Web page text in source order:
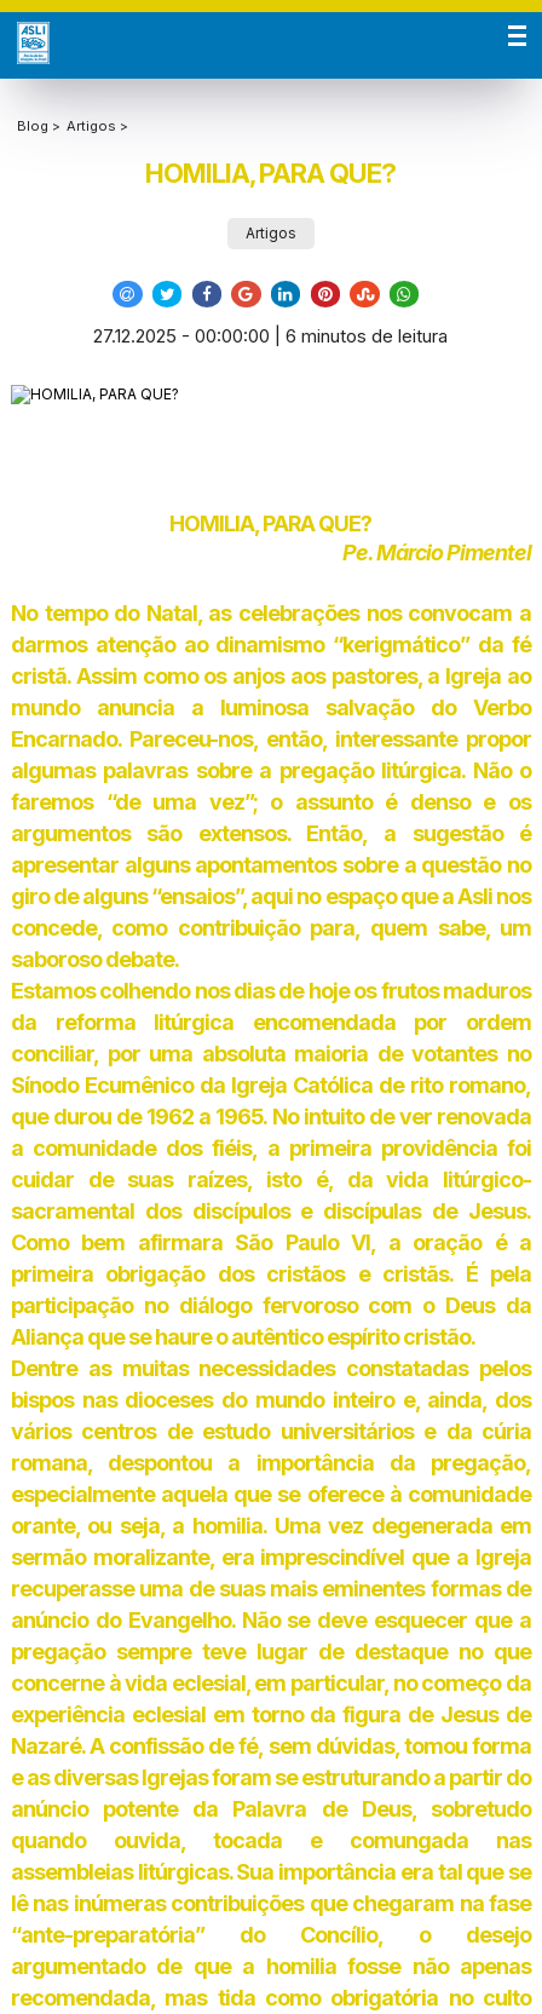
Blog > Artigos >
HOMILIA, PARA QUE?
Artigos
27.12.2025 - 00:00:00 | 6 minutos de leitura
HOMILIA, PARA QUE?
Pe. Márcio Pimentel
No tempo do Natal, as celebrações nos convocam a
darmos atenção ao dinamismo “kerigmático” da fé
cristã. Assim como os anjos aos pastores, a Igreja ao
mundo anuncia a luminosa salvação do Verbo
Encarnado. Pareceu-nos, então, interessante propor
algumas palavras sobre a pregação litúrgica. Não o
faremos “de uma vez”; o assunto é denso e os
argumentos são extensos. Então, a sugestão é
apresentar alguns apontamentos sobre a questão no
giro de alguns “ensaios”, aqui no espaço que a Asli nos
concede, como contribuição para, quem sabe, um
saboroso debate.
Estamos colhendo nos dias de hoje os frutos maduros
da reforma litúrgica encomendada por ordem
conciliar, por uma absoluta maioria de votantes no
Sínodo Ecumênico da Igreja Católica de rito romano,
que durou de 1962 a 1965. No intuito de ver renovada
a comunidade dos fiéis, a primeira providência foi
cuidar de suas raízes, isto é, da vida litúrgico-
sacramental dos discípulos e discípulas de Jesus.
Como bem afirmara São Paulo VI, a oração é a
primeira obrigação dos cristãos e cristãs. É pela
participação no diálogo fervoroso com o Deus da
Aliança que se haure o autêntico espírito cristão.
Dentre as muitas necessidades constatadas pelos
bispos nas dioceses do mundo inteiro e, ainda, dos
vários centros de estudo universitários e da cúria
romana, despontou a importância da pregação,
especialmente aquela que se oferece à comunidade
orante, ou seja, a homilia. Uma vez degenerada em
sermão moralizante, era imprescindível que a Igreja
recuperasse uma de suas mais eminentes formas de
anúncio do Evangelho. Não se deve esquecer que a
pregação sempre teve lugar de destaque no que
concerne à vida eclesial, em particular, no começo da
experiência eclesial em torno da figura de Jesus de
Nazaré. A confissão de fé, sem dúvidas, tomou forma
e as diversas Igrejas foram se estruturando a partir do
anúncio potente da Palavra de Deus, sobretudo
quando ouvida, tocada e comungada nas
assembleias litúrgicas. Sua importância era tal que se
lê nas inúmeras contribuições que chegaram na fase
“ante-preparatória” do Concílio, o desejo
argumentado de que a homilia fosse não apenas
recomendada, mas tida como obrigatória no culto